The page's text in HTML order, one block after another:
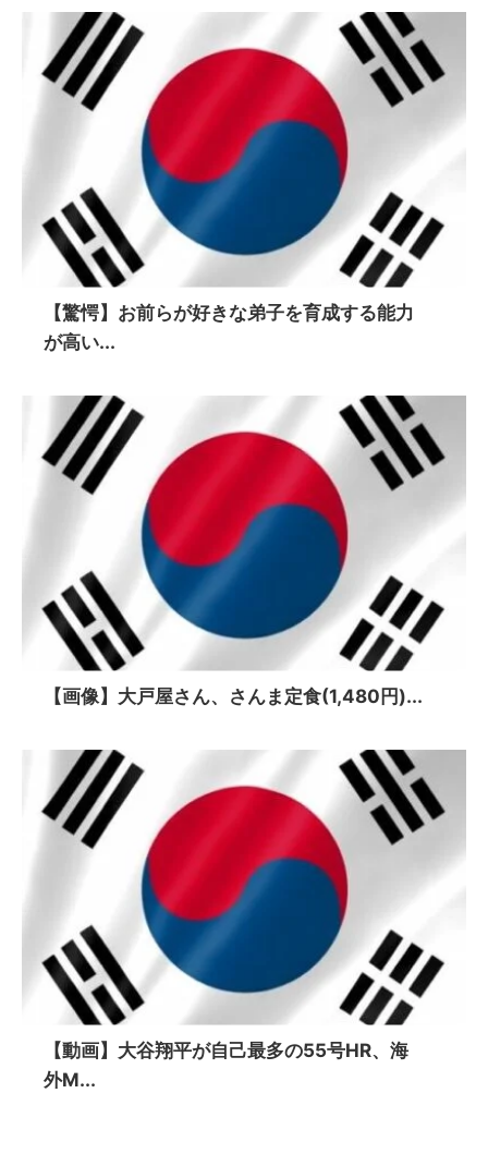
【驚愕】お前らが好きな弟子を育成する能力
が高い...
【画像】大戸屋さん、さんま定食(1,480円)...
【動画】大谷翔平が自己最多の55号HR、海
外M...